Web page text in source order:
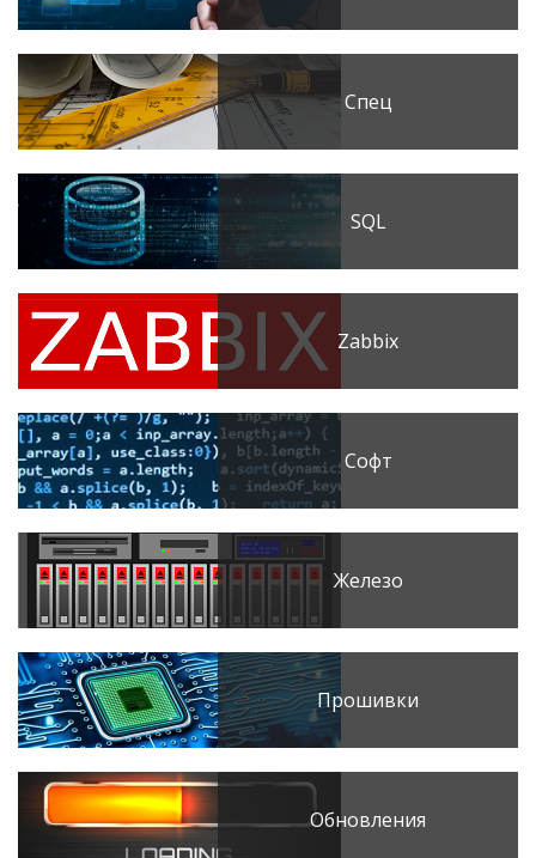
Спец
SQL
Zabbix
Софт
Железо
Прошивки
Обновления